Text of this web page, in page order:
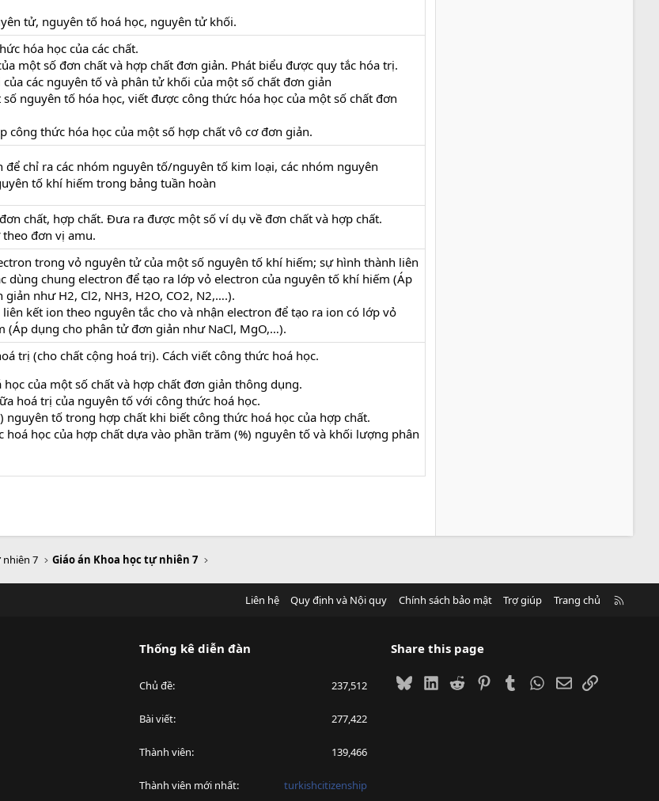
tử, nguyên tố hoá học, nguyên tử khối.
hóa học của các chất.
một số đơn chất và hợp chất đơn giản. Phát biểu được quy tắc hóa trị.
các nguyên tố và phân tử khối của một số chất đơn giản
nguyên tố hóa học, viết được công thức hóa học của một số chất đơn
công thức hóa học của một số hợp chất vô cơ đơn giản.
để chỉ ra các nhóm nguyên tố/nguyên tố kim loại, các nhóm nguyên
tố khí hiếm trong bảng tuần hoàn
chất, hợp chất. Đưa ra được một số ví dụ về đơn chất và hợp chất.
đơn vị amu.
trong vỏ nguyên tử của một số nguyên tố khí hiếm; sự hình thành liên
dùng chung electron để tạo ra lớp vỏ electron của nguyên tố khí hiếm (Áp
như H2, Cl2, NH3, H2O, CO2, N2,….).
kết ion theo nguyên tắc cho và nhận electron để tạo ra ion có lớp vỏ
(Áp dụng cho phân tử đơn giản như NaCl, MgO,…).
trị (cho chất cộng hoá trị). Cách viết công thức hoá học.
của một số chất và hợp chất đơn giản thông dụng.
hoá trị của nguyên tố với công thức hoá học.
nguyên tố trong hợp chất khi biết công thức hoá học của hợp chất.
hoá học của hợp chất dựa vào phần trăm (%) nguyên tố và khối lượng phân
nhiên 7 Giáo án Khoa học tự nhiên 7
Liên hệ Quy định và Nội quy Chính sách bảo mật Trợ giúp Trang chủ
Thống kê diễn đàn
Chủ đề 237,512
Bài viết 277,422
Thành viên 139,466
Thành viên mới nhất turkishcitizenship
Share this page
BlueskyLinkedIn
Reddit PinterestTumblrWhatsApp
EmailLink